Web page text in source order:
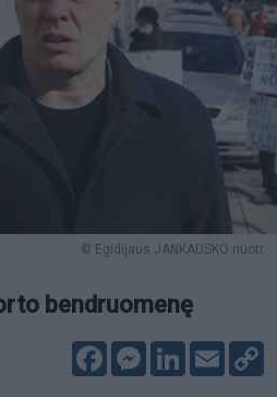
© Egidijaus JANKAUSKO nuotr.
bendruomenę
FacebookMessenger
LinkedIn
Email